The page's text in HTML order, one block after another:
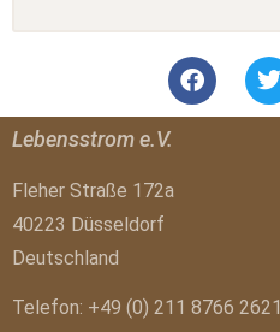
Lebensstrom e.V.
Fleher Straße 172a
40223 Düsseldorf
Deutschland
Telefon: +49 (0) 211 8766 2621